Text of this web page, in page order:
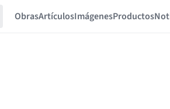
ObrasArtículosImágenesProductos